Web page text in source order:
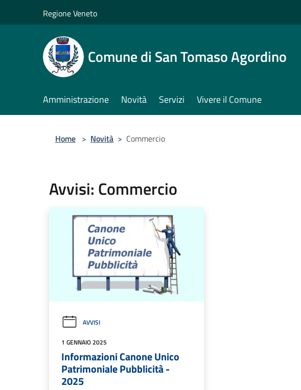
Regione Veneto
Comune di San Tomaso Agordino
Amministrazione Novità Servizi Vivere il Comune
Home > Novità > Commercio
Avvisi: Commercio
AVVISI
1 GENNAIO 2025
Informazioni Canone Unico
Patrimoniale Pubblicità -
2025